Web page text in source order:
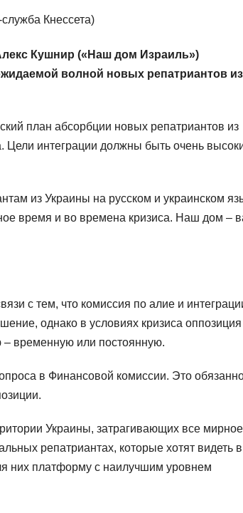
Кнессета)
Кушнир («Наш дом Израиль»)
волной новых репатриантов из
план абсорбции новых репатриантов из
Цели интеграции должны быть очень
из Украины на русском и украинском
время и во времена кризиса. Наш дом –
с тем, что комиссия по алие и
однако в условиях кризиса оппозиция
– временную или постоянную.
в Финансовой комиссии. Это
Украины, затрагивающих все мирное
репатриантах, которые хотят видеть в
них платформу с наилучшим уровнем